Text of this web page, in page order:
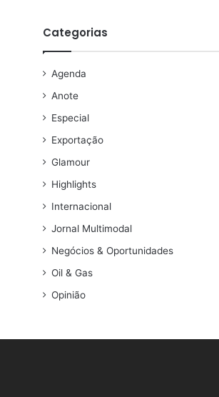
Categorias
Agenda
Anote
Especial
Exportação
Glamour
Highlights
Internacional
Jornal Multimodal
Negócios & Oportunidades
Oil & Gas
Opinião